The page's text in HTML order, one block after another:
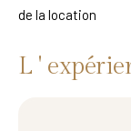
de la location
L '